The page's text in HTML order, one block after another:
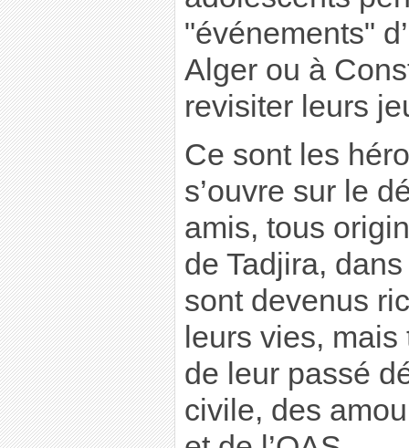
"événements"
Alger ou à
revisiter leurs
Ce sont les
s’ouvre sur le
amis, tous
de Tadjira,
sont devenus
leurs vies,
de leur passé
civile, des